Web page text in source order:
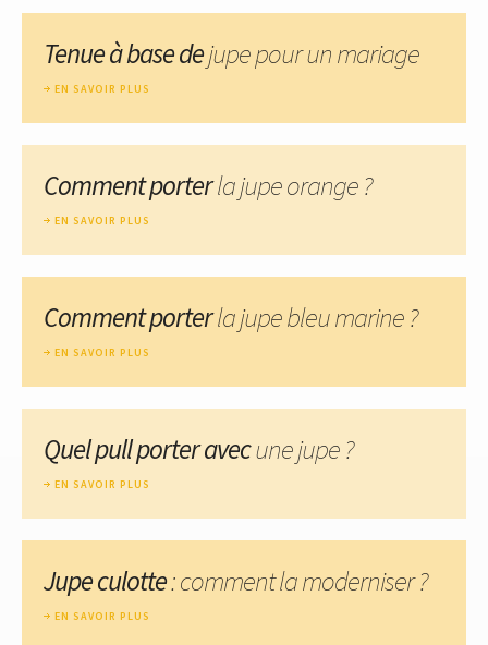
Tenue à base dejupe pour un mariage
EN SAVOIR PLUS
Comment porterla jupe orange ?
EN SAVOIR PLUS
Comment porterla jupe bleu marine ?
EN SAVOIR PLUS
Quel pull porter avecune jupe ?
EN SAVOIR PLUS
Jupe culotte: comment la moderniser ?
EN SAVOIR PLUS